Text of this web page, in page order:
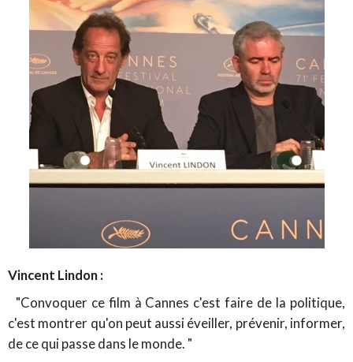
Vincent Lindon :
"Convoquer ce film à Cannes c'est faire de la politique,
c'est montrer qu'on peut aussi éveiller, prévenir, informer,
de ce qui passe dans le monde. "